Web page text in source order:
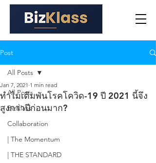
Post
All Posts
BizKlass
Collaboration
| The Momentum
| THE STANDARD
All Posts
ทำไมเดิมพันโรคโควิด-19 ปี 2021 นี้จึง
สูงกว่าปีก่อนมาก?
Jan 7, 2021 1 min read